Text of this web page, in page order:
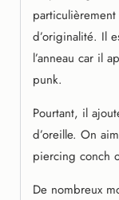
d’originalité. Il
l’anneau car il
punk.
Pourtant, il
d’oreille. On
piercing conch
De nombreux